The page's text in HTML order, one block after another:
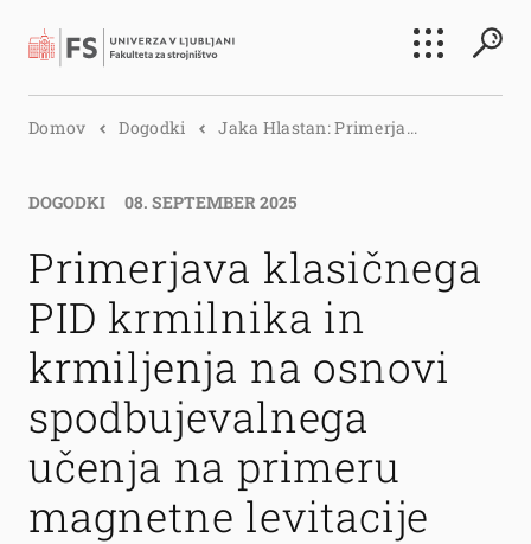
Išči
Domov Dogodki Jaka Hlastan: Primerja...
DOGODKI 08. SEPTEMBER 2025
Primerjava klasičnega
PID krmilnika in
krmiljenja na osnovi
spodbujevalnega
učenja na primeru
magnetne levitacije